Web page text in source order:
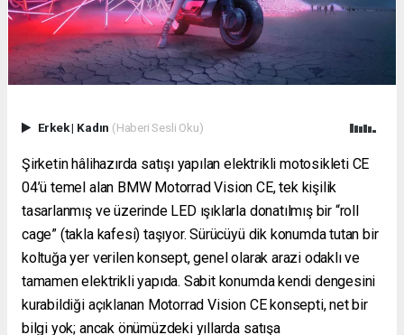
Erkek| Kadın (Haberi Sesli Oku)
Şirketin hâlihazırda satışı yapılan elektrikli motosikleti CE
04’ü temel alan BMW Motorrad Vision CE, tek kişilik
tasarlanmış ve üzerinde LED ışıklarla donatılmış bir “roll
cage” (takla kafesi) taşıyor. Sürücüyü dik konumda tutan bir
koltuğa yer verilen konsept, genel olarak arazi odaklı ve
tamamen elektrikli yapıda. Sabit konumda kendi dengesini
kurabildiği açıklanan Motorrad Vision CE konsepti, net bir
bilgi yok; ancak önümüzdeki yıllarda satışa